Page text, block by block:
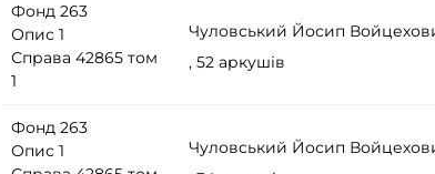
Фонд 263
Опис 1
Справа 42865 том
1
Чуловський Йосип
, 52 аркушів
Фонд 263
Опис 1
Чуловський Йосип